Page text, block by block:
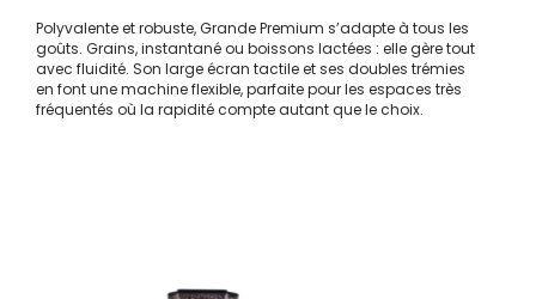
Polyvalente et robuste, Grande Premium s’adapte à tous les
goûts. Grains, instantané ou boissons lactées : elle gère tout
avec fluidité. Son large écran tactile et ses doubles trémies
en font une machine flexible, parfaite pour les espaces très
fréquentés où la rapidité compte autant que le choix.